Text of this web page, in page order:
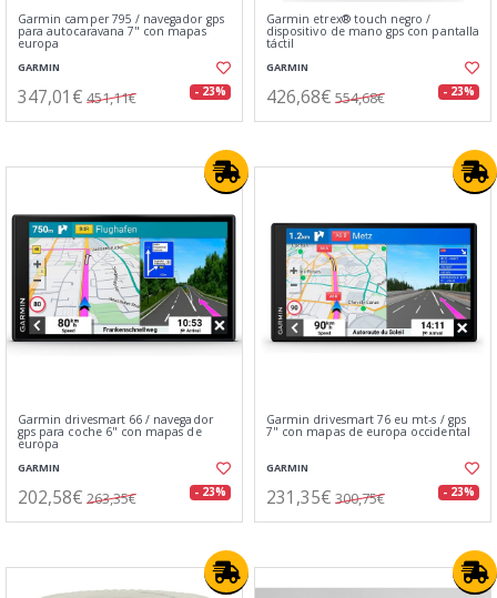
Garmin camper 795 / navegador gps
para autocaravana 7" con mapas
europa
GARMIN
347,01€ 451,11€ - 23%
Garmin etrex® touch negro /
dispositivo de mano gps con pantalla
táctil
GARMIN
426,68€ 554,68€ - 23%
Garmin drivesmart 66 / navegador
gps para coche 6" con mapas de
europa
GARMIN
202,58€ 263,35€ - 23%
Garmin drivesmart 76 eu mt-s / gps
7" con mapas de europa occidental
GARMIN
231,35€ 300,75€ - 23%